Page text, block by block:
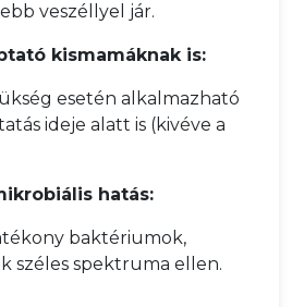
veszéllyel jár.
kismamáknak is:
esetén alkalmazható
ideje alatt is (kivéve a
hatás:
baktériumok,
széles spektruma ellen.